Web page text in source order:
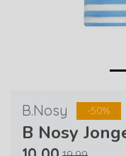
B.Nosy -50%
B Nosy